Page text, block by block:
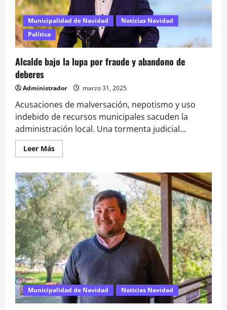
proceso
de
destitución
debe
continuar
Municipalidad de Navidad
Noticias Navidad
Política
Alcalde bajo la lupa por fraude y abandono de
deberes
Administrador marzo 31, 2025
Acusaciones de malversación, nepotismo y uso
indebido de recursos municipales sacuden la
administración local. Una tormenta judicial...
Leer MásLeer
más
Alcalde
bajo
la
lupa
por
fraude
y
abandono
de
deberes
Municipalidad de Navidad Noticias Navidad